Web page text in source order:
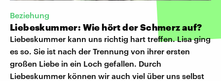
Beziehung
Liebeskummer: Wie hört der Schmerz auf?
Liebeskummer kann uns richtig hart treffen. Lisa ging
es so. Sie ist nach der Trennung von ihrer ersten
großen Liebe in ein Loch gefallen. Durch
Liebeskummer können wir auch viel über uns selbst